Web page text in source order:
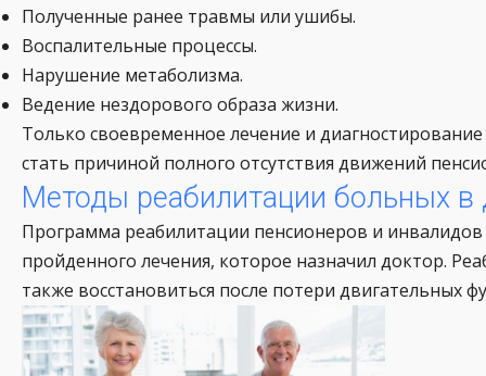
Полученные ранее травмы или ушибы.
Воспалительные процессы.
Нарушение метаболизма.
Ведение нездорового образа жизни.
Только своевременное лечение и
стать причиной полного отсутствия движений
Методы реабилитации больных в
Программа реабилитации пенсионеров и
пройденного лечения, которое назначил доктор.
также восстановиться после потери двигательных